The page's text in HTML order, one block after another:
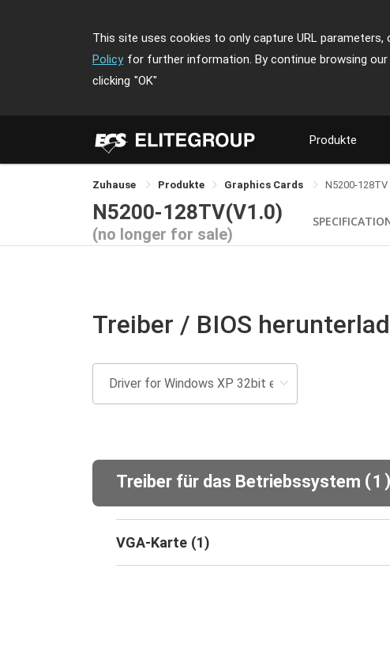
This site uses cookies to only capture URL
Policy for further information. By continue browsing
clicking "OK"
Produkte
Zuhause Produkte Graphics Cards N5200-128TV
N5200-128TV(V1.0)
(no longer for sale)
Treiber / BIOS
Treiber für das Betriebssystem (1 )
VGA-Karte (1)